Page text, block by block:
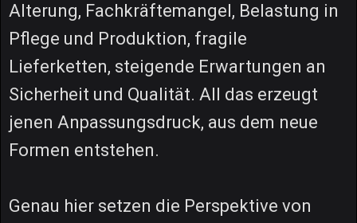
Alterung, Fachkräftemangel, Belastung in
Pflege und Produktion, fragile
Lieferketten, steigende Erwartungen an
Sicherheit und Qualität. All das erzeugt
jenen Anpassungsdruck, aus dem neue
Formen entstehen.
Genau hier setzen die Perspektive von